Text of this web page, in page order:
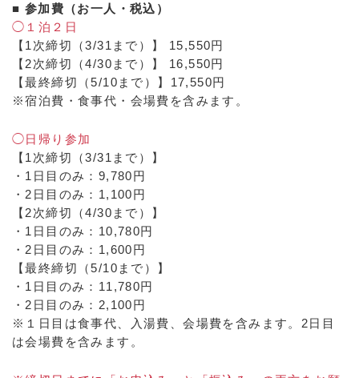
■ 参加費（お一人・税込）
◯１泊２日
【1次締切（3/31まで）】 15,550円
【2次締切（4/30まで）】 16,550円
【最終締切（5/10まで）】17,550円
※宿泊費・食事代・会場費を含みます。
◯日帰り参加
【1次締切（3/31まで）】
・1日目のみ：9,780円
・2日目のみ：1,100円
【2次締切（4/30まで）】
・1日目のみ：10,780円
・2日目のみ：1,600円
【最終締切（5/10まで）】
・1日目のみ：11,780円
・2日目のみ：2,100円
※１日目は食事代、入湯費、会場費を含みます。2日目
は会場費を含みます。